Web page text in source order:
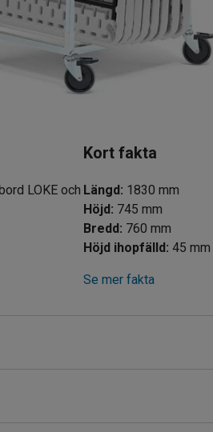
LOKE och
Kort fakta
Längd : 1830 mm
Höjd : 745 mm
Bredd : 760 mm
Höjd ihopfälld : 45 mm
Se mer fakta
för exempelvis matsalar,